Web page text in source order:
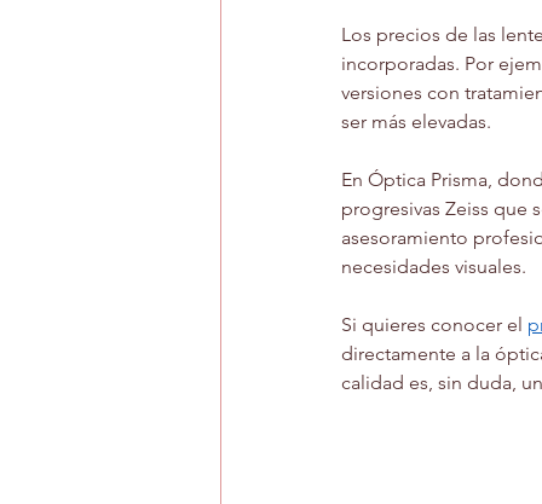
Los precios de las
incorporadas. Por
versiones con
ser más elevadas.
En Óptica Prisma,
progresivas Zeiss que
asesoramiento
necesidades visuales.
Si quieres conocer el
directamente a la
calidad es, sin duda,